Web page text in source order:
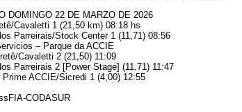
DOMINGO 22 DE MARZO DE 2026
Cavaletti 1 (21,50 km) 08:18 hs
Parreirais/Stock Center 1 (11,71) 08:56
– Parque da ACCIE
Cavaletti 2 (21,50) 11:09
Parreirais 2 [Power Stage] (11,71) 11:47
Prime ACCIE/Sicredi 1 (4,00) 12:55
CODASUR